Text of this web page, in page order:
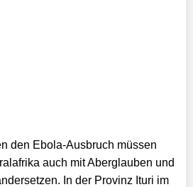
den Ebola-Ausbruch müssen
auch mit Aberglauben und
In der Provinz Ituri im